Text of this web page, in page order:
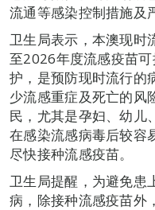
流通等感染控制措施及
卫生局表示，本澳现时
至2026年度流感疫苗
护，是预防现时流行的
少流感重症及死亡的风
民，尤其是孕妇、幼儿
在感染流感病毒后较容
尽快接种流感疫苗。
卫生局提醒，为避免患
病，除接种流感疫苗外